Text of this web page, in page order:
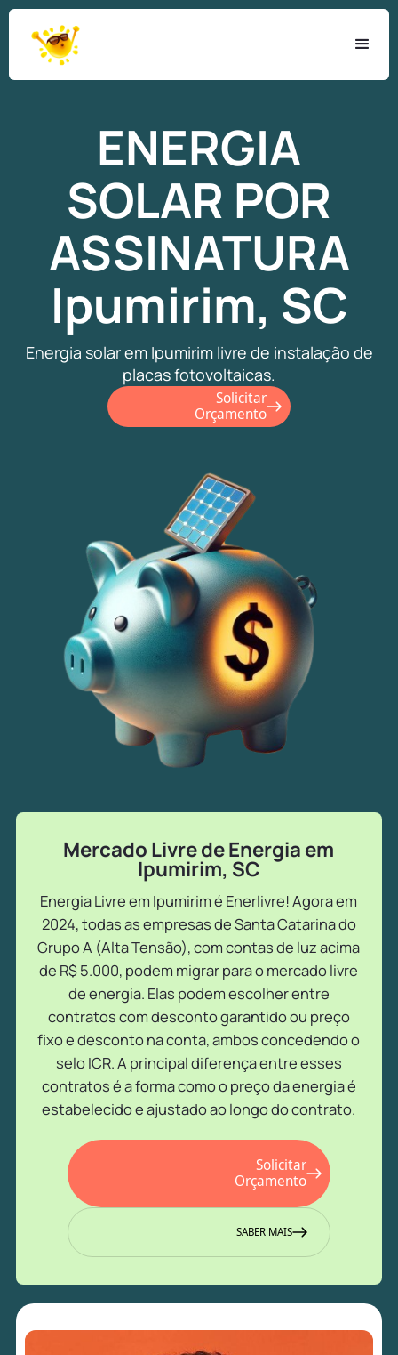
ENERGIA
SOLAR POR
ASSINATURA
Ipumirim, SC
Energia solar em Ipumirim livre de instalação de
placas fotovoltaicas.
Solicitar
Orçamento
Mercado Livre de Energia em
Ipumirim, SC
Energia Livre em Ipumirim é Enerlivre! Agora em
2024, todas as empresas de Santa Catarina do
Grupo A (Alta Tensão), com contas de luz acima
de R$ 5.000, podem migrar para o mercado livre
de energia. Elas podem escolher entre
contratos com desconto garantido ou preço
fixo e desconto na conta, ambos concedendo o
selo ICR. A principal diferença entre esses
contratos é a forma como o preço da energia é
estabelecido e ajustado ao longo do contrato.
Solicitar
Orçamento
SABER MAIS